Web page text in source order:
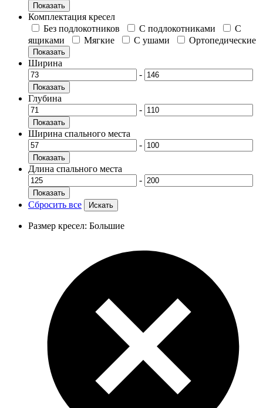
Показать
Комплектация кресел
Без подлокотников
С подлокотниками
С
ящиками
Мягкие С ушами Ортопедические
Показать
Ширина
-
Показать
Глубина
-
Показать
Ширина спального места
-
Показать
Длина спального места
-
Показать
Сбросить все
Размер кресел: Большие